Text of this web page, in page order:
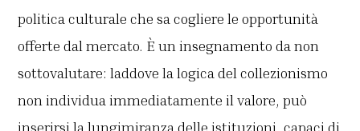
politica culturale che sa cogliere le opportunità
offerte dal mercato. È un insegnamento da non
sottovalutare: laddove la logica del collezionismo
non individua immediatamente il valore, può
inserirsi la lungimiranza delle istituzioni, capaci di